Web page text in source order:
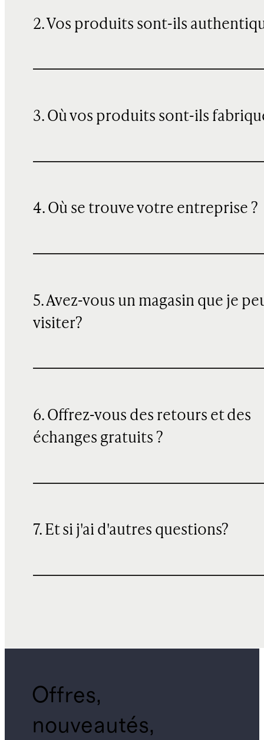
2. Vos produits sont-ils
3. Où vos produits sont-ils
4. Où se trouve votre entreprise ?
5. Avez-vous un magasin que je
visiter?
6. Offrez-vous des retours et des
échanges gratuits ?
7. Et si j'ai d'autres questions?
Offres,
nouveautés,